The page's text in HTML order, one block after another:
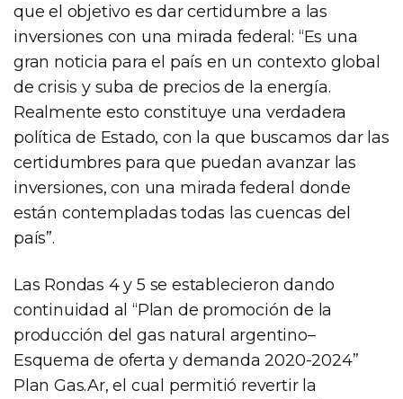
que el objetivo es dar certidumbre a las
inversiones con una mirada federal: “Es una
gran noticia para el país en un contexto global
de crisis y suba de precios de la energía.
Realmente esto constituye una verdadera
política de Estado, con la que buscamos dar las
certidumbres para que puedan avanzar las
inversiones, con una mirada federal donde
están contempladas todas las cuencas del
país”.
Las Rondas 4 y 5 se establecieron dando
continuidad al “Plan de promoción de la
producción del gas natural argentino–
Esquema de oferta y demanda 2020-2024”
Plan Gas.Ar, el cual permitió revertir la